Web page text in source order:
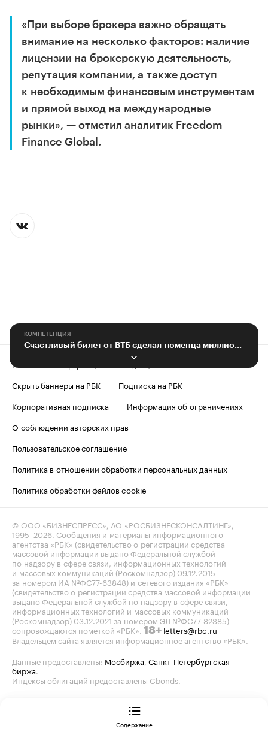
«При выборе брокера важно обращать
внимание на несколько факторов: наличие
лицензии на брокерскую деятельность,
репутация компании, а также доступ
к необходимым финансовым инструментам
и прямой выход на международные
рынки», — отметил аналитик Freedom
Finance Global.
КОМПЕТЕНЦИЯ
Счастливый билет от ВТБ сделал тюменца миллионером
Контактная информация
Скрыть баннеры на РБК
Подписка на РБК
Корпоративная подписка
Информация об ограничениях
О соблюдении авторских прав
Пользовательское соглашение
Политика в отношении обработки персональных данных
Политика обработки файлов cookie
© ООО «БИЗНЕСПРЕСС», АО «РОСБИЗНЕСКОНСАЛТИНГ»,
1995–2026. Сообщения и материалы информационного
агентства «РБК» (свидетельство о регистрации средства
массовой информации выдано Федеральной службой
по надзору в сфере связи, информационных технологий
и массовых коммуникаций (Роскомнадзор) 09.12.2015
за номером ИА №ФС77-63848) и сетевого издания «РБК»
(свидетельство о регистрации средства массовой информации
выдано Федеральной службой по надзору в сфере связи,
информационных технологий и массовых коммуникаций
(Роскомнадзор) 03.12.2021 за номером ЭЛ №ФС77-82385)
сопровождаются пометкой «РБК». 18+ letters@rbc.ru
Владельцем сайта является информационное агентство «РБК».
Данные предоставлены: Мосбиржа, Санкт-Петербургская
биржа.
Индексы облигаций предоставлены Cbonds.
Содержание